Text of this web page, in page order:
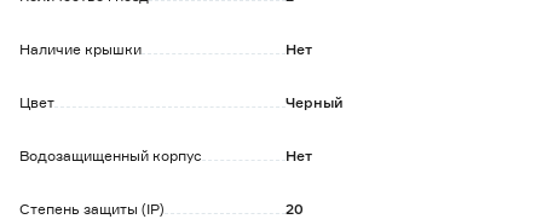
механизмов обеспечивают дополнительную жесткость и
Номинальное напряжение: 220В
Наличие крышки Нет
Цвет Черный
Водозащищенный корпус Нет
Степень защиты (IP) 20